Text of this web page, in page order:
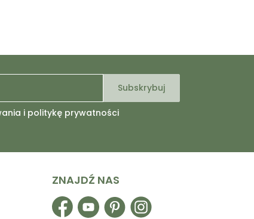
i politykę prywatności
ZNAJDŹ NAS